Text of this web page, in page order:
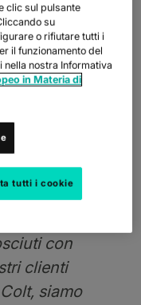
Customers' Choice nel
of the Customer’
un punteggio del 96%
basata su 54
di 18 mesi fino a
nel rapporto a
Choice, che
la media di
di mercato per
con
clienti
siamo
clic sul pulsante
su
o rifiutare tutti i
il funzionamento del
nostra Informativa
in Materia di
tutti i cookie